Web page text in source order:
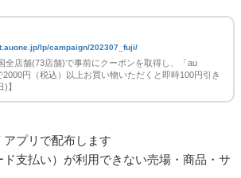
lp/campaign/202307_fuji/
全店舗(73店舗)で事前にクーポンを取得し、「au
2000円（税込）以上お買い物いただくと即時100円引き
】
プリで配布します
支払い）が利用できない売場・商品・サ